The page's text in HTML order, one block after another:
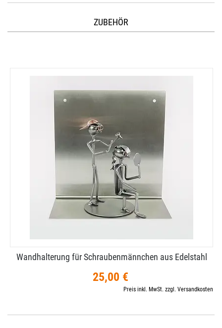
ZUBEHÖR
Wandhalterung für Schraubenmännchen aus Edelstahl
25,00 €
Preis inkl. MwSt. zzgl. Versandkosten